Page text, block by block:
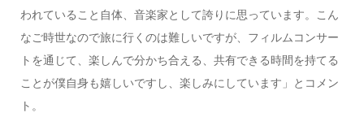
われていること自体、音楽家として誇りに思っています。こん
なご時世なので旅に行くのは難しいですが、フィルムコンサー
トを通じて、楽しんで分かち合える、共有できる時間を持てる
ことが僕自身も嬉しいですし、楽しみにしています」とコメン
ト。